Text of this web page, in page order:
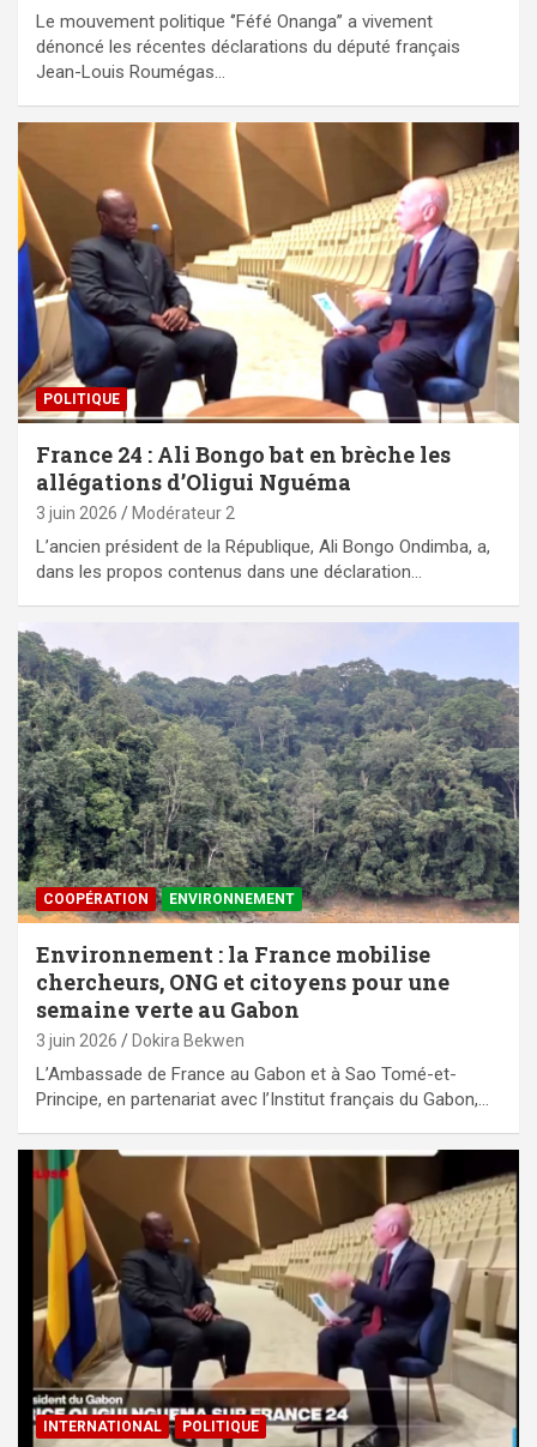
Le mouvement politique ‘’Féfé Onanga’’ a vivement
dénoncé les récentes déclarations du député français
Jean-Louis Roumégas…
POLITIQUE
France 24 : Ali Bongo bat en brèche les
allégations d’Oligui Nguéma
3 juin 2026 Modérateur 2
L’ancien président de la République, Ali Bongo Ondimba, a,
dans les propos contenus dans une déclaration…
⁠COOPÉRATION ENVIRONNEMENT
Environnement : la France mobilise
chercheurs, ONG et citoyens pour une
semaine verte au Gabon
3 juin 2026 Dokira Bekwen
L’Ambassade de France au Gabon et à Sao Tomé-et-
Principe, en partenariat avec l’Institut français du Gabon,…
INTERNATIONAL POLITIQUE